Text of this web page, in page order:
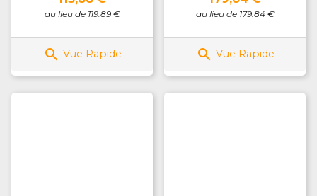
au lieu de 119.89 €
 Vue Rapide
au lieu de 179.84 €
 Vue Rapide